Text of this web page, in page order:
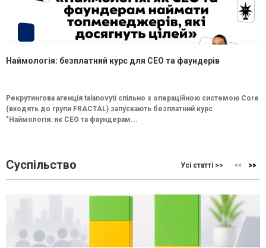
Наймологія: безплатний курс для CEO та фаундерів
Рекрутингова агенція talanovyti спільно з операційною системою Core
(входять до групи FRACTAL) запускають безплатний курс
"Наймологія: як СEO та фаундерам...
Суспільство Усі статті >>